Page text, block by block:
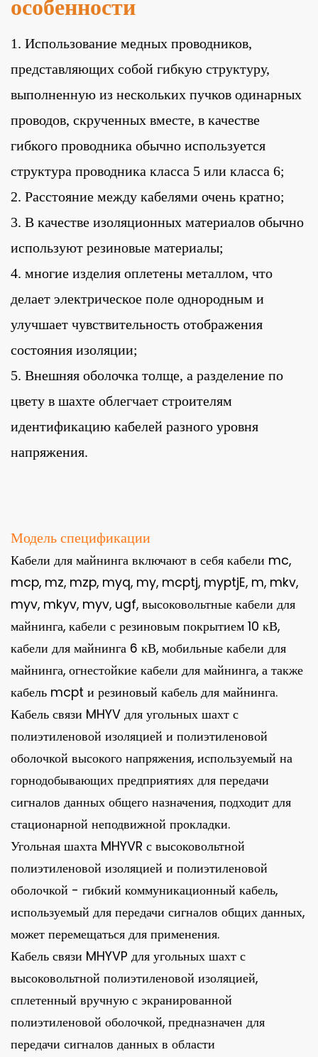
особенности
1. Использование медных проводников,
представляющих собой гибкую структуру,
выполненную из нескольких пучков одинарных
проводов, скрученных вместе, в качестве
гибкого проводника обычно используется
структура проводника класса 5 или класса 6;
2. Расстояние между кабелями очень кратно;
3. В качестве изоляционных материалов обычно
используют резиновые материалы;
4. многие изделия оплетены металлом, что
делает электрическое поле однородным и
улучшает чувствительность отображения
состояния изоляции;
5. Внешняя оболочка толще, а разделение по
цвету в шахте облегчает строителям
идентификацию кабелей разного уровня
напряжения.
Модель спецификации
Кабели для майнинга включают в себя кабели mc,
mcp, mz, mzp, myq, my, mcptj, myptjE, m, mkv,
myv, mkyv, myv, ugf, высоковольтные кабели для
майнинга, кабели с резиновым покрытием 10 кВ,
кабели для майнинга 6 кВ, мобильные кабели для
майнинга, огнестойкие кабели для майнинга, а также
кабель mcpt и резиновый кабель для майнинга.
Кабель связи MHYV для угольных шахт с
полиэтиленовой изоляцией и полиэтиленовой
оболочкой высокого напряжения, используемый на
горнодобывающих предприятиях для передачи
сигналов данных общего назначения, подходит для
стационарной неподвижной прокладки.
Угольная шахта MHYVR с высоковольтной
полиэтиленовой изоляцией и полиэтиленовой
оболочкой - гибкий коммуникационный кабель,
используемый для передачи сигналов общих данных,
может перемещаться для применения.
Кабель связи MHYVP для угольных шахт с
высоковольтной полиэтиленовой изоляцией,
сплетенный вручную с экранированной
полиэтиленовой оболочкой, предназначен для
передачи сигналов данных в области